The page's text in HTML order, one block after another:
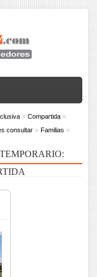
» Compartida »
consultar» Familias »